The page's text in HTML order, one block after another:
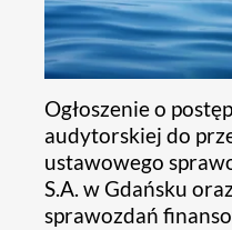
Ogłoszenie o
audytorskiej do
ustawowego
S.A. w Gdańsku
sprawozdań